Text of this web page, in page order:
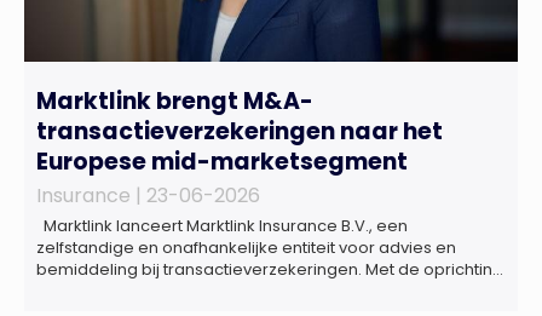
Marktlink brengt M&A-
transactieverzekeringen naar het
Europese mid-marketsegment
Insurance | 23-06-2026
Marktlink lanceert Marktlink Insurance B.V., een
zelfstandige en onafhankelijke entiteit voor advies en
bemiddeling bij transactieverzekeringen. Met de oprichting